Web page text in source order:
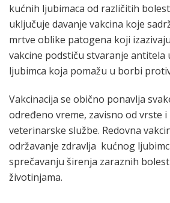
kućnih ljubimaca od različitih
uključuje davanje vakcina koje
mrtve oblike patogena koji
vakcine podstiču stvaranje antitela
ljubimca koja pomažu u borbi
Vakcinacija se obično ponavlja
određeno vreme, zavisno od vrste
veterinarske službe. Redovna
održavanje zdravlja kućnog
sprečavanju širenja zaraznih
životinjama.